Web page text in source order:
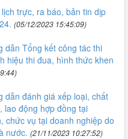
trực, ra báo, bản tin dịp
(05/12/2023 15:45:09)
dẫn Tổng kết công tác thi
hiệu thi đua, hình thức khen
dẫn đánh giá xếp loại, chất
lao động hợp đồng tại
chức vụ tại doanh nghiệp do
nước. (21/11/2023 10:27:52)